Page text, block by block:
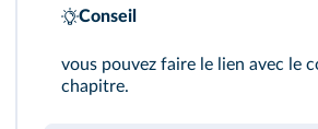
Conseil
vous pouvez faire le lien avec le
chapitre.